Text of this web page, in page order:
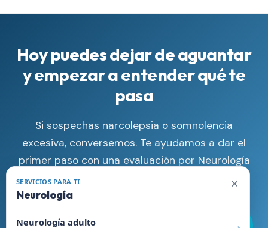
Hoy puedes dejar de aguantar
y empezar a entender qué te
pasa
Si sospechas narcolepsia o somnolencia
excesiva, conversemos. Te ayudamos a dar el
primer paso con una evaluación por Neurología
Adulto y un plan claro.
SERVICIOS PARA TI
Neurología
×
Neurología adulto